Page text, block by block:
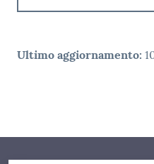
Ultimo aggiornamento: